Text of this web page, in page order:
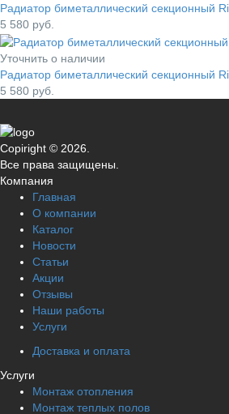
Радиатор биметаллический секционный
5 580 руб.
Уточнить о наличии
Радиатор биметаллический секционный
5 580 руб.
Copiright © 2026.
Все права защищены.
Компания
Главная
О компании
Каталог
Новости
Статьи
Акции
Отзывы
Наши работы
Услуги
Доставка и оплата
Услуги
Монтаж отопления
Монтаж теплых полов